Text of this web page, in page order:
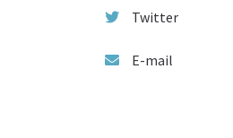
Twitter
E-mail